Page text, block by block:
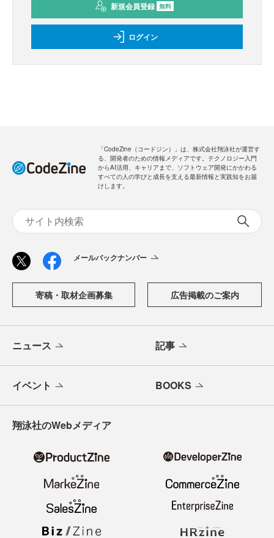
新規会員登録 無料
ログイン
「CodeZine（コードジン）」は、株式会社翔泳社が運営す
る、開発者のための情報メディアです。テクノロジー入門
からAI活用、キャリアまで、ソフトウェア開発にかかわる
すべての人の学びと成長を支える最新情報と実践知をお届
けします。
メールバックナンバー
寄稿・取材企画募集 広告掲載のご案内
ニュース 記事
イベント BOOKS
翔泳社のWebメディア